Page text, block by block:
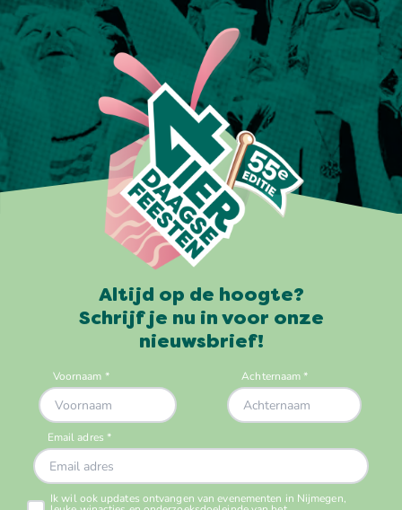
Altijd op de hoogte?
Schrijf je nu in voor onze
nieuwsbrief!